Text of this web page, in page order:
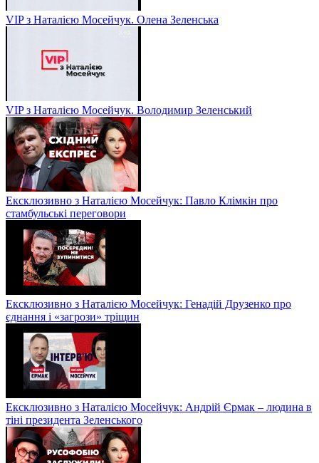
VIP з Наталією Мосейчук. Олена Зеленська
VIP з Наталією Мосейчук. Володимир Зеленський
Ексклюзивно з Наталією Мосейчук: Павло Клімкін про
стамбульські переговори
Ексклюзивно з Наталією Мосейчук: Генадій Друзенко про
єднання і «загрози» тріщин
Ексклюзивно з Наталією Мосейчук: Андрій Єрмак – людина в
тіні президента Зеленського